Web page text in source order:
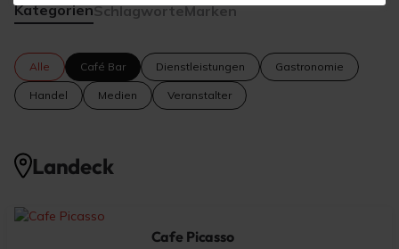
KategorienSchlagworteMarken
Alle Café Bar Dienstleistungen Gastronomie
Handel Medien Veranstalter
Landeck
Cafe Picasso